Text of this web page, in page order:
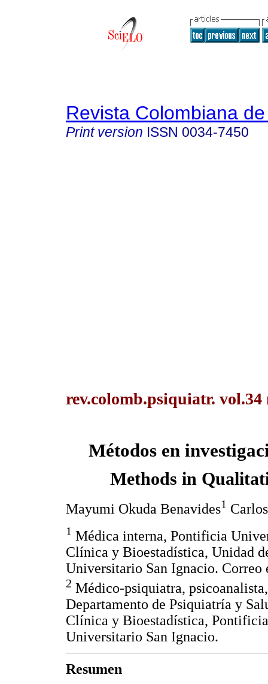
Revista Colombiana
Print version ISSN 0034-7450
rev.colomb.psiquiatr.
Métodos en
Methods in
Mayumi Okuda Benavides1
1 Médica interna, Pontificia
Clínica y Bioestadística, Unidad
Universitario San Ignacio.
2 Médico-psiquiatra,
Departamento de Psiquiatría y
Clínica y Bioestadística,
Universitario San Ignacio.
Resumen